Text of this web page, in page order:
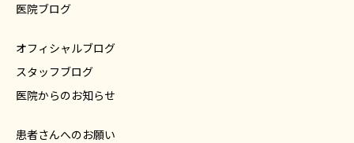
医院ブログ
オフィシャルブログ
スタッフブログ
医院からのお知らせ
患者さんへのお願い